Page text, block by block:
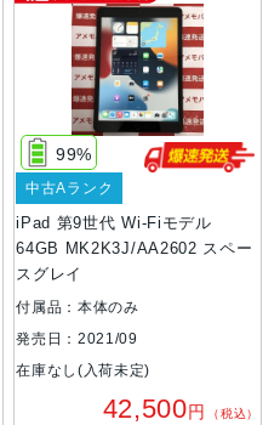
iPad 第9世代 Wi-Fiモデル
64GB MK2K3J/AA2602 スペー
スグレイ
99%
中古Aランク
付属品：本体のみ
発売日：2021/09
在庫なし(入荷未定)
42,500円 （税込）